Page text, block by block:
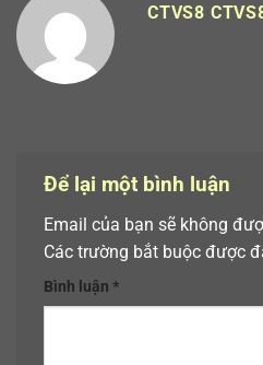
CTVS8
Để lại một bình luận
Email của bạn sẽ không
Các trường bắt buộc được
Bình luận *